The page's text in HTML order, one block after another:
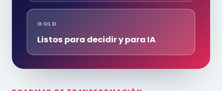
GOLD
Listos para decidir y para IA